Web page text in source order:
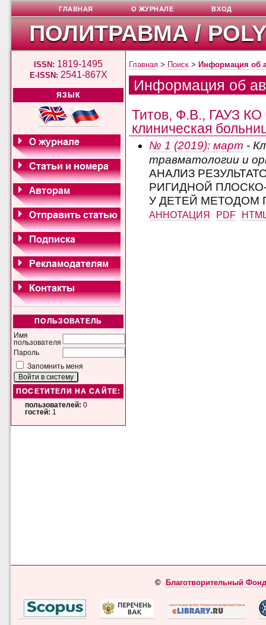
ПОЛИТРАВМА /
ISSN: 1819-1495
E-ISSN: 2541-867X
ЯЗЫК
ПОЛЬЗОВАТЕЛЬ
Имя
пользователя
Пароль
Запомнить меня
ПОСЕТИТЕЛИ НА САЙТЕ:
пользователей: 0
гостей: 1
ГЛАВНАЯ О ЖУРНАЛЕ ВХОД
Главная > Поиск > Информация об
Информация об
Титов, Ф.В., ГАУЗ КО
клиническая
№ 1 (2019): март -
травматологии и
АНАЛИЗ
РИГИДНОЙ
У ДЕТЕЙ МЕТОДОМ
АННОТАЦИЯ PDF
© Благотворительный